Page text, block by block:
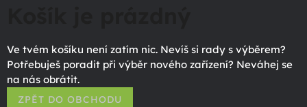
Ve tvém košíku není zatím nic. Nevíš si rady s výběrem?
Potřebuješ poradit při výběr nového zařízení? Neváhej se
na nás obrátit.
ZPĚT DO OBCHODU